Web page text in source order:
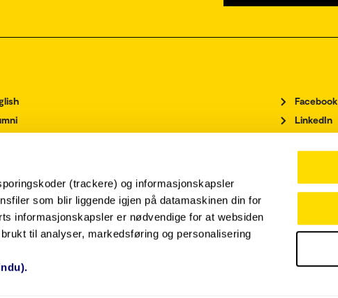
(trackere) og informasjonskapsler
som blir liggende igjen på datamaskinen din for
informasjonskapsler er nødvendige for at websiden
til analyser, markedsføring og personalisering
studenter
stillinger
og informasjonskapslar
Facebook
LinkedIn